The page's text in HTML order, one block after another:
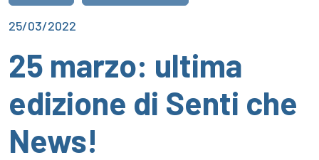
25/03/2022
25 marzo: ultima
edizione di Senti che
News!